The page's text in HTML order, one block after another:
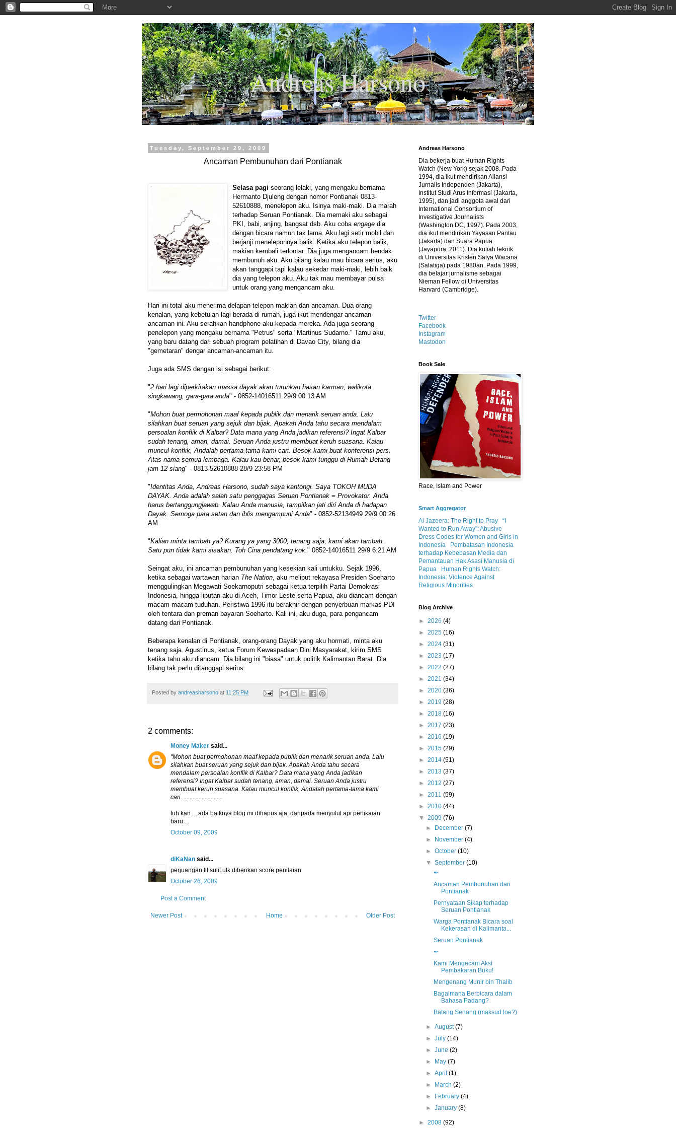
.
Andreas Harsono
Tuesday, September 29, 2009
Ancaman Pembunuhan dari Pontianak
Selasa pagi seorang lelaki, yang mengaku bernama
Hermanto Djuleng dengan nomor Pontianak 0813-
52610888, menelepon aku. Isinya maki-maki. Dia marah
terhadap Seruan Pontianak. Dia memaki aku sebagai
PKI, babi, anjing, bangsat dsb. Aku coba engage dia
dengan bicara namun tak lama. Aku lagi setir mobil dan
berjanji meneleponnya balik. Ketika aku telepon balik,
makian kembali terlontar. Dia juga mengancam hendak
membunuh aku. Aku bilang kalau mau bicara serius, aku
akan tanggapi tapi kalau sekedar maki-maki, lebih baik
dia yang telepon aku. Aku tak mau membayar pulsa
untuk orang yang mengancam aku.
Hari ini total aku menerima delapan telepon makian dan ancaman. Dua orang
kenalan, yang kebetulan lagi berada di rumah, juga ikut mendengar ancaman-
ancaman ini. Aku serahkan handphone aku kepada mereka. Ada juga seorang
penelepon yang mengaku bernama "Petrus" serta "Martinus Sudarno." Tamu aku,
yang baru datang dari sebuah program pelatihan di Davao City, bilang dia
"gemetaran" dengar ancaman-ancaman itu.
Juga ada SMS dengan isi sebagai berikut:
"2 hari lagi diperkirakan massa dayak akan turunkan hasan karman, walikota
singkawang, gara-gara anda" - 0852-14016511 29/9 00:13 AM
"Mohon buat permohonan maaf kepada publik dan menarik seruan anda. Lalu
silahkan buat seruan yang sejuk dan bijak. Apakah Anda tahu secara mendalam
persoalan konflik di Kalbar? Data mana yang Anda jadikan referensi? Ingat Kalbar
sudah tenang, aman, damai. Seruan Anda justru membuat keruh suasana. Kalau
muncul konflik, Andalah pertama-tama kami cari. Besok kami buat konferensi pers.
Atas nama semua lembaga. Kalau kau benar, besok kami tunggu di Rumah Betang
jam 12 siang" - 0813-52610888 28/9 23:58 PM
"Identitas Anda, Andreas Harsono, sudah saya kantongi. Saya TOKOH MUDA
DAYAK. Anda adalah salah satu penggagas Seruan Pontianak = Provokator. Anda
harus bertanggungjawab. Kalau Anda manusia, tampilkan jati diri Anda di hadapan
Dayak. Semoga para setan dan iblis mengampuni Anda" - 0852-52134949 29/9 00:26
AM
"Kalian minta tambah ya? Kurang ya yang 3000, tenang saja, kami akan tambah.
Satu pun tidak kami sisakan. Toh Cina pendatang kok." 0852-14016511 29/9 6:21 AM
Seingat aku, ini ancaman pembunuhan yang kesekian kali untukku. Sejak 1996,
ketika sebagai wartawan harian The Nation, aku meliput rekayasa Presiden Soeharto
menggulingkan Megawati Soekarnoputri sebagai ketua terpilih Partai Demokrasi
Indonesia, hingga liputan aku di Aceh, Timor Leste serta Papua, aku diancam dengan
macam-macam tuduhan. Peristiwa 1996 itu berakhir dengan penyerbuan markas PDI
oleh tentara dan preman bayaran Soeharto. Kali ini, aku duga, para pengancam
datang dari Pontianak.
Beberapa kenalan di Pontianak, orang-orang Dayak yang aku hormati, minta aku
tenang saja. Agustinus, ketua Forum Kewaspadaan Dini Masyarakat, kirim SMS
ketika tahu aku diancam. Dia bilang ini "biasa" untuk politik Kalimantan Barat. Dia
bilang tak perlu ditanggapi serius.
Posted by andreasharsono at 11:25 PM
2 comments:
Money Maker said...
"Mohon buat permohonan maaf kepada publik dan menarik seruan anda. Lalu
silahkan buat seruan yang sejuk dan bijak. Apakah Anda tahu secara
mendalam persoalan konflik di Kalbar? Data mana yang Anda jadikan
referensi? Ingat Kalbar sudah tenang, aman, damai. Seruan Anda justru
membuat keruh suasana. Kalau muncul konflik, Andalah pertama-tama kami
cari. ..........................
tuh kan.... ada baiknya blog ini dihapus aja, daripada menyulut api pertikaian
baru...
October 09, 2009
diKaNan said...
perjuangan tll sulit utk diberikan score penilaian
October 26, 2009
Post a Comment
Newer Post Older Post
Home
Andreas Harsono
Dia bekerja buat Human Rights
Watch (New York) sejak 2008. Pada
1994, dia ikut mendirikan Aliansi
Jurnalis Independen (Jakarta),
Institut Studi Arus Informasi (Jakarta,
1995), dan jadi anggota awal dari
International Consortium of
Investigative Journalists
(Washington DC, 1997). Pada 2003,
dia ikut mendirikan Yayasan Pantau
(Jakarta) dan Suara Papua
(Jayapura, 2011). Dia kuliah teknik
di Universitas Kristen Satya Wacana
(Salatiga) pada 1980an. Pada 1999,
dia belajar jurnalisme sebagai
Nieman Fellow di Universitas
Harvard (Cambridge).
Twitter
Facebook
Instagram
Mastodon
Book Sale
Race, Islam and Power
Smart Aggregator
Al Jazeera: The Right to Pray
“I
Wanted to Run Away”: Abusive
Dress Codes for Women and Girls in
Indonesia
Pembatasan Indonesia
terhadap Kebebasan Media dan
Pemantauan Hak Asasi Manusia di
Papua
Human Rights Watch:
Indonesia: Violence Against
Religious Minorities
Blog Archive
► 2026 (4)
► 2025 (16)
► 2024 (31)
► 2023 (17)
► 2022 (27)
► 2021 (34)
► 2020 (36)
► 2019 (28)
► 2018 (16)
► 2017 (23)
► 2016 (19)
► 2015 (29)
► 2014 (51)
► 2013 (37)
► 2012 (27)
► 2011 (59)
► 2010 (44)
▼ 2009 (76)
►
December(7)
►
November(4)
►October(10)
▼September(10)
✒
Ancaman Pembunuhan dari
Pontianak
Pernyataan Sikap terhadap
Seruan Pontianak
Warga Pontianak Bicara soal
Kekerasan di Kalimanta...
Seruan Pontianak
✒
Kami Mengecam Aksi
Pembakaran Buku!
Mengenang Munir bin Thalib
Bagaimana Berbicara dalam
Bahasa Padang?
Batang Senang (maksud loe?)
►August(7)
►July(14)
►June(2)
►
May(7)
►April(1)
►
March(2)
►
February(4)
►January(8)
► 2008 (92)